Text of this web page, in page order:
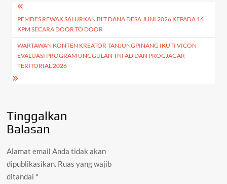
Navigasi
pos
PEMDES REWAK SALURKAN BLT DANA DESA JUNI 2026 KEPADA 16
KPM SECARA DOOR TO DOOR
WARTAWAN KONTEN KREATOR TANJUNGPINANG IKUTI VICON
EVALUASI PROGRAM UNGGULAN TNI AD DAN PROGJAGAR
TERITORIAL 2026
Tinggalkan
Balasan
Alamat email Anda tidak akan
dipublikasikan. Ruas yang wajib
ditandai *